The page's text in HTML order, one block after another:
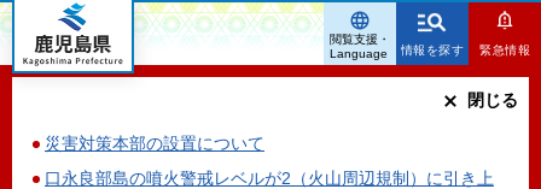
鹿児島県
情報を探す 緊急情報
災害対策本部の設置について
口永良部島の噴火警戒レベルが2（火山周辺規制）に引き上
閉じる
閲覧支援・
Language